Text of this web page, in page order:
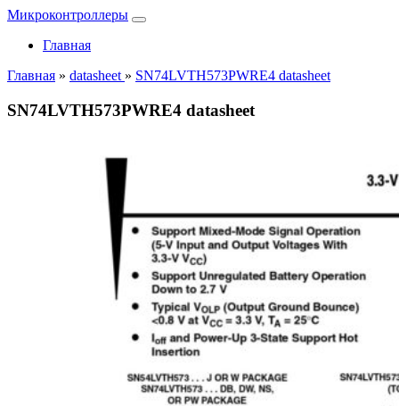
Микроконтроллеры
Главная
Главная » datasheet » SN74LVTH573PWRE4 datasheet
SN74LVTH573PWRE4 datasheet